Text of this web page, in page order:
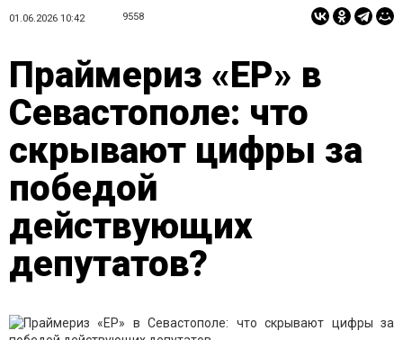
01.06.2026 10:42 9558
Праймериз «ЕР» в
Севастополе: что
скрывают цифры за
победой
действующих
депутатов?